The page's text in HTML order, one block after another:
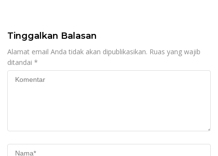
Tinggalkan Balasan
Alamat email Anda tidak akan dipublikasikan. Ruas yang wajib
ditandai *